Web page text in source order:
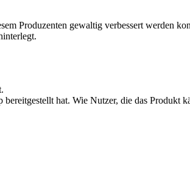
Produzenten gewaltig verbessert werden
hat. Wie Nutzer, die das Produkt